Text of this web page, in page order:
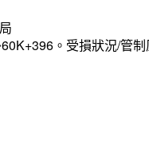
。受損狀況/管